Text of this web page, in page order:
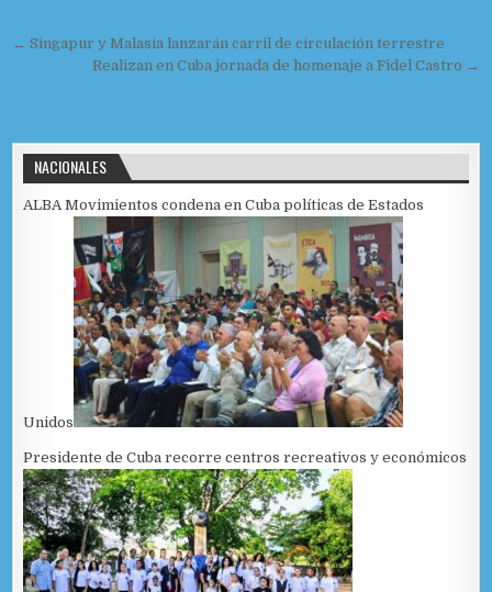
Navegación de entradas
← Singapur y Malasia lanzarán carril de circulación terrestre
Realizan en Cuba jornada de homenaje a Fidel Castro →
NACIONALES
ALBA Movimientos condena en Cuba políticas de Estados
Unidos
Presidente de Cuba recorre centros recreativos y económicos